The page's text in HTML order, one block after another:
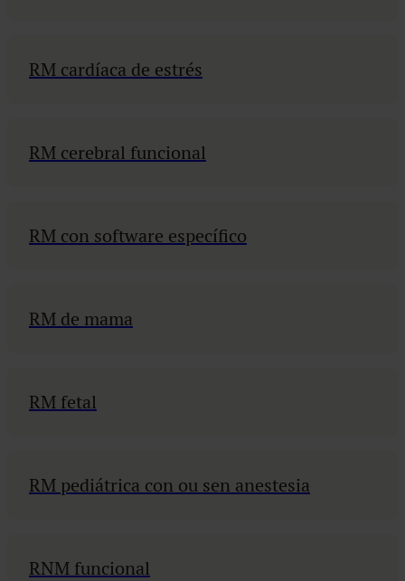
RM cardíaca de estrés
RM cerebral funcional
RM con software específico
RM de mama
RM fetal
RM pediátrica con ou sen anestesia
RNM funcional